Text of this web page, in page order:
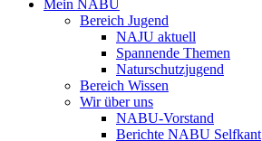
Mein NABU
Bereich Jugend
NAJU aktuell
Spannende Themen
Naturschutzjugend
Bereich Wissen
Wir über uns
NABU-Vorstand
Berichte NABU Selfkant